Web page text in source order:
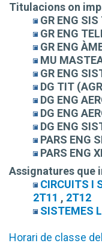
Titulacions on
GR ENG
GR ENG
GR ENG
MU
GR ENG
DG TIT
DG ENG
DG ENG
DG ENG
PARS ENG
PARS ENG
Assignatures que
CIRCUITS I
2T11 , 2T12
SISTEMES
Horari de classe